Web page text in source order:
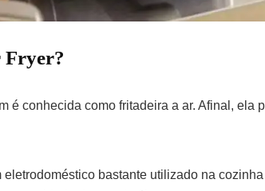
Fryer?
é conhecida como fritadeira a ar. Afinal,
eletrodoméstico bastante utilizado na